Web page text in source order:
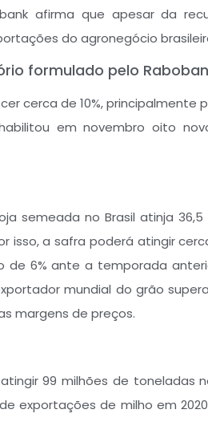
afirma que apesar da
do agronegócio
formulado pelo
cerca de 10%, principalmente
em novembro oito
semeada no Brasil atinja
isso, a safra poderá atingir
de 6% ante a temporada
mundial do grão
margens de preços.
99 milhões de toneladas
exportações de milho em